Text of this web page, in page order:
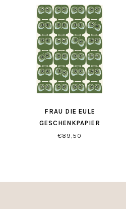
FRAU DIE EULE
GESCHENKPAPIER
€89,50